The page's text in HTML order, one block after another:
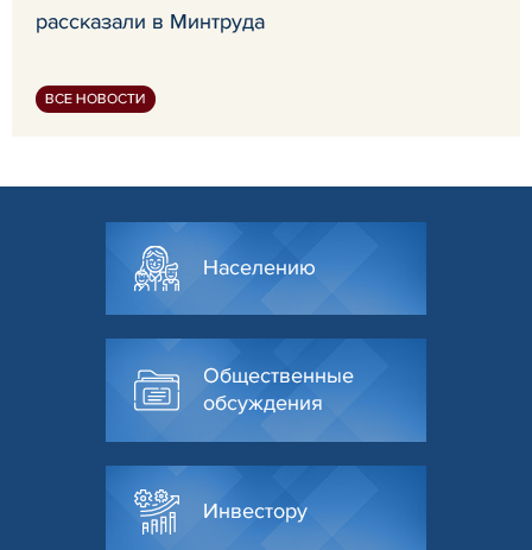
рассказали в Минтруда
ВСЕ НОВОСТИ
Населению
Общественные
обсуждения
Инвестору